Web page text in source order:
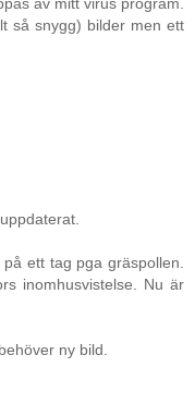
så snygg) bilder men ett
ett tag pga gräspollen.
inomhusvistelse. Nu är
ny bild.